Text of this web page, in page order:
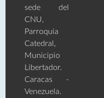
sede del
CNU,
Parroquia
Catedral,
Municipio
Libertador.
Caracas -
Venezuela.